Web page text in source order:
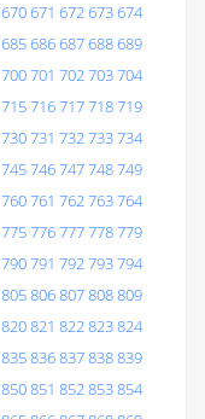
670671 672673674
685686687688689
700701 702703704
715716717718719
730731 732733734
745746747748749
760761 762763764
775776777778779
790791 792793794
805806807808809
820821 822823824
835836837838839
850851 852853854